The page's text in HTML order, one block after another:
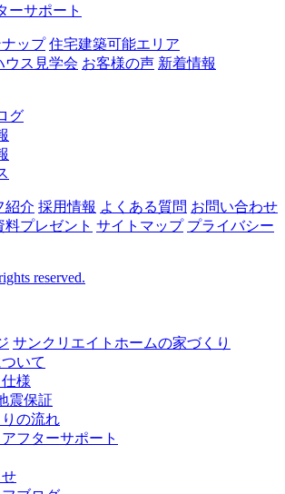
ーサポート
ップ 住宅建築可能エリア
ウス見学会 お客様の声 新着情報
グ
紹介 採用情報 よくある質問 お問い合わせ
料プレゼント サイトマップ プライバシー
reserved.
サンクリエイトホームの家づくり
いて
様
震保証
の流れ
フターサポート